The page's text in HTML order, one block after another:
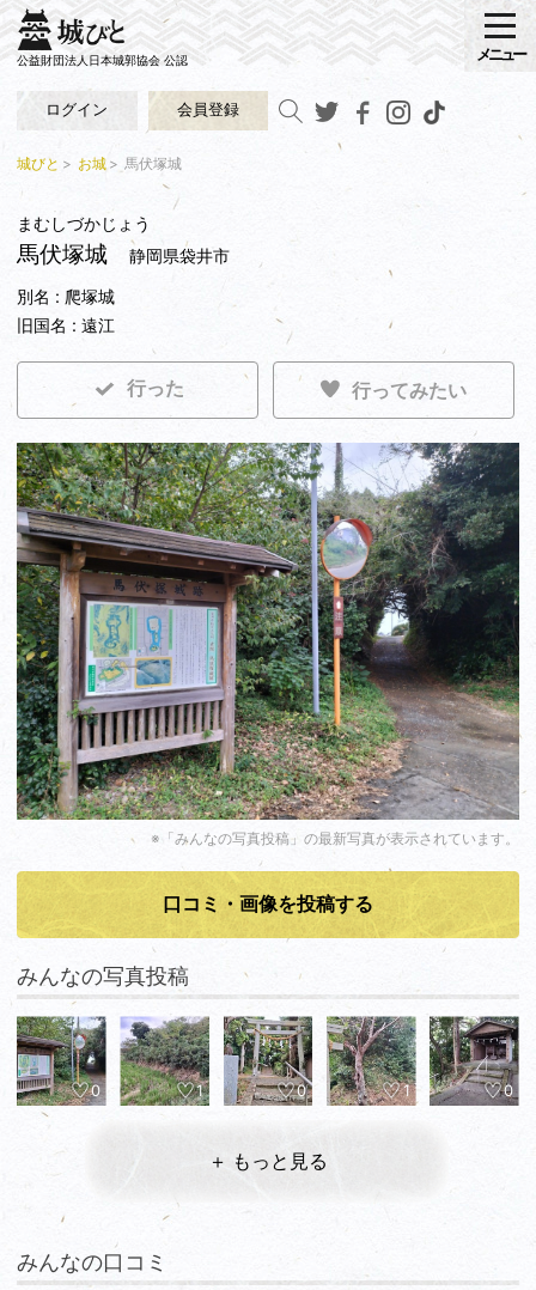
公益財団法人日本城郭協会 公認
ログイン 会員登録
メニュー
城びと お城 馬伏塚城
まむしづかじょう
馬伏塚城
静岡県袋井市
別名 : 爬塚城
旧国名 : 遠江
行った 行ってみたい
※「みんなの写真投稿」の最新写真が表示されています。
口コミ・画像を投稿する
みんなの写真投稿
0 1 0 1 0
＋ もっと見る
みんなの口コミ